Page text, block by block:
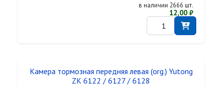
в наличии 2666 шт.
12,00 ₽
Камера тормозная передняя левая (org.) Yutong
ZK 6122 / 6127 / 6128